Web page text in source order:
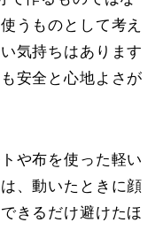
うものとして考え
気持ちはあります
安全と心地よさが
や布を使った軽い
、動いたときに顔
きるだけ避けたほ